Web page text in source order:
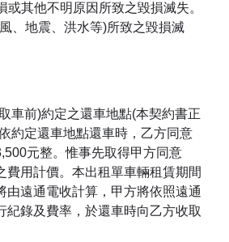
或其他不明原因所致之毀損滅失。
、地震、洪水等)所致之毀損滅
車前)約定之還車地點(本契約書正
約定還車地點還車時，乙方同意
元整。惟事先取得甲方同意
費用計價。本出租單車輛租賃期間
由遠通電收計算，甲方將依照遠通
紀錄及費率，於還車時向乙方收取